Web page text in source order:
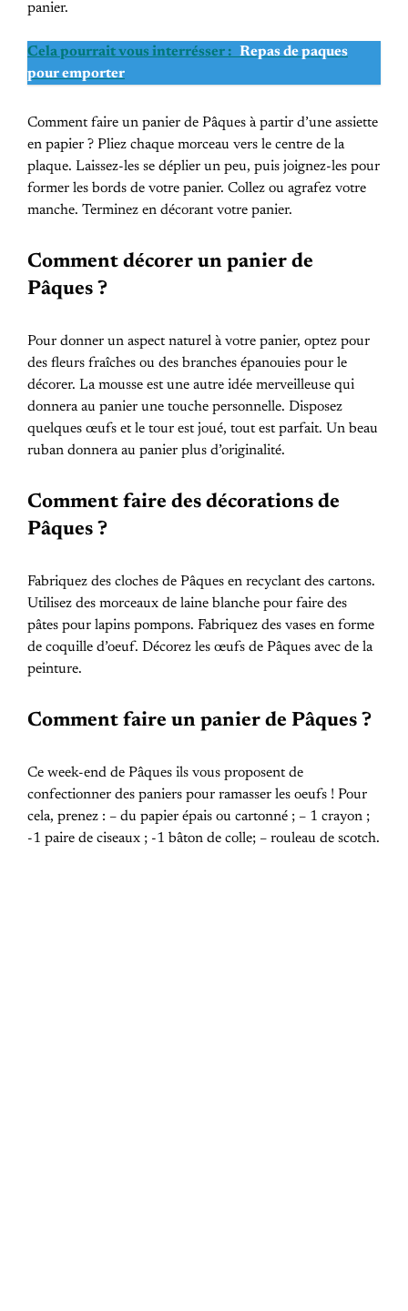
panier.
Cela pourrait vous interrésser : Repas de paques
pour emporter
Comment faire un panier de Pâques à partir d’une assiette
en papier ? Pliez chaque morceau vers le centre de la
plaque. Laissez-les se déplier un peu, puis joignez-les pour
former les bords de votre panier. Collez ou agrafez votre
manche. Terminez en décorant votre panier.
Comment décorer un panier de
Pâques ?
Pour donner un aspect naturel à votre panier, optez pour
des fleurs fraîches ou des branches épanouies pour le
décorer. La mousse est une autre idée merveilleuse qui
donnera au panier une touche personnelle. Disposez
quelques œufs et le tour est joué, tout est parfait. Un beau
ruban donnera au panier plus d’originalité.
Comment faire des décorations de
Pâques ?
Fabriquez des cloches de Pâques en recyclant des cartons.
Utilisez des morceaux de laine blanche pour faire des
pâtes pour lapins pompons. Fabriquez des vases en forme
de coquille d’oeuf. Décorez les œufs de Pâques avec de la
peinture.
Comment faire un panier de Pâques ?
Ce week-end de Pâques ils vous proposent de
confectionner des paniers pour ramasser les oeufs ! Pour
cela, prenez : – du papier épais ou cartonné ; – 1 crayon ;
-1 paire de ciseaux ; -1 bâton de colle; – rouleau de scotch.